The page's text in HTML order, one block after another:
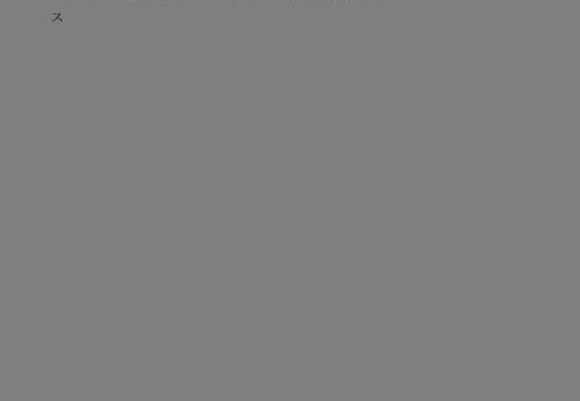
ス